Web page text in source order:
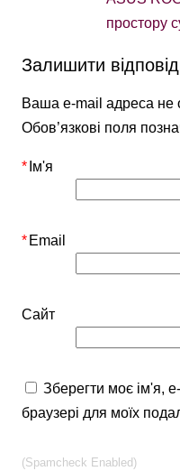
простору
Залишити
Ваша e-mail адреса не
Обов’язкові поля
Ім'я
*
Email
*
Сайт
Зберегти моє ім'я,
браузері для моїх
(Spamcheck Enabled)